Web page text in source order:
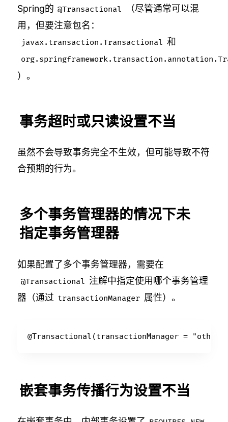
Spring的 @Transactional
（尽管通常可以混
用，但要注意包名：
javax.transaction.Transactional 和
）。
事务超时或只读设置不当
虽然不会导致事务完全不生效，但可能导致不符
合预期的行为。
多个事务管理器的情况下未
指定事务管理器
如果配置了多个事务管理器，需要在
@Transactional 注解中指定使用哪个事务管理
器（通过 transactionManager 属性）。
嵌套事务传播行为设置不当